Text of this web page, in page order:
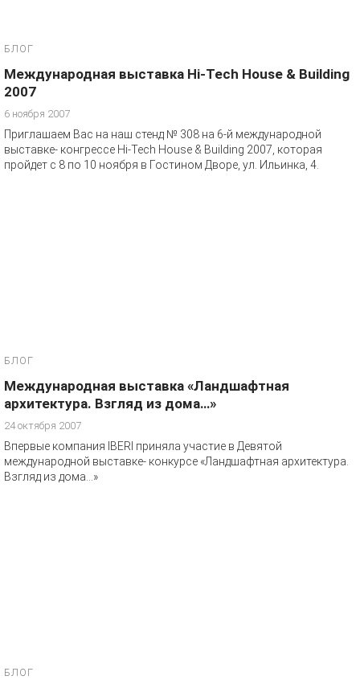
БЛОГ
Международная выставка Hi-Tech House & Building
2007
6 ноября 2007
Приглашаем Вас на наш стенд № 308 на 6-й международной
выставке- конгрессе Hi-Tech House & Building 2007, которая
пройдет с 8 по 10 ноября в Гостином Дворе, ул. Ильинка, 4.
БЛОГ
Международная выставка «Ландшафтная
архитектура. Взгляд из дома…»
24 октября 2007
Впервые компания IBERI приняла участие в Девятой
международной выставке- конкурсе «Ландшафтная архитектура.
Взгляд из дома…»
БЛОГ